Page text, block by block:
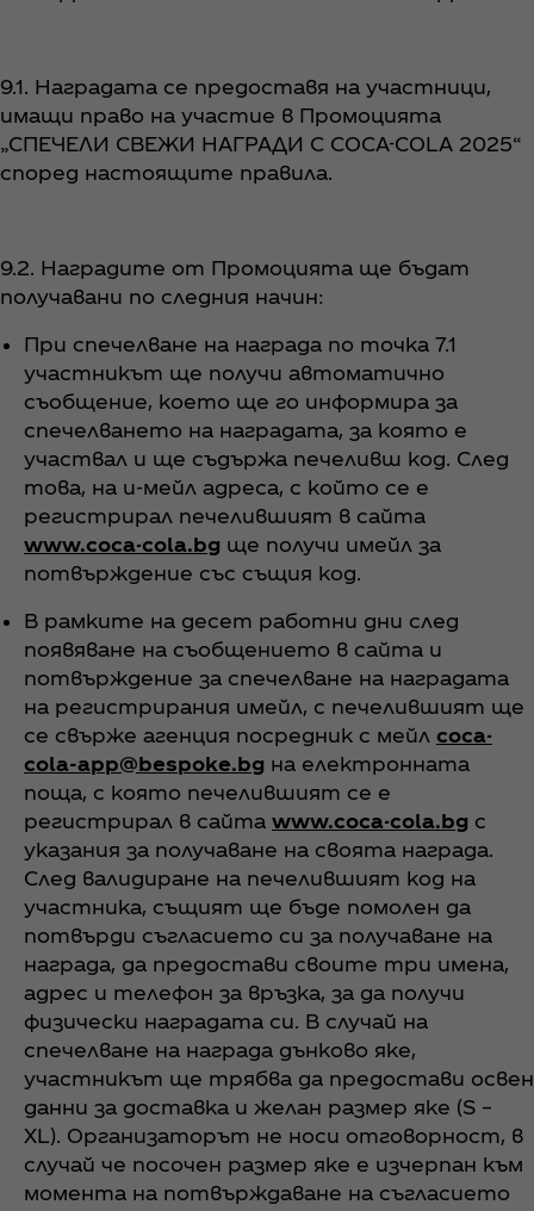
9.1. Наградата се предоставя на участници,
имащи право на участие в Промоцията
„СПЕЧЕЛИ СВЕЖИ НАГРАДИ С COCA-COLA 2025“
според настоящите правила.
9.2. Наградите от Промоцията ще бъдат
получавани по следния начин:
При спечелване на награда по точка 7.1
участникът ще получи автоматично
съобщение, което ще го информира за
спечелването на наградата, за която е
участвал и ще съдържа печеливш код. След
това, на и-мейл адреса, с който се е
регистрирал печелившият в сайта
www.coca-cola.bg ще получи имейл за
потвърждение със същия код.
В рамките на десет работни дни след
появяване на съобщението в сайта и
потвърждение за спечелване на наградата
на регистрирания имейл, с печелившият ще
се свърже агенция посредник с мейл coca-
cola-app@bespoke.bg на електронната
поща, с която печелившият се е
регистрирал в сайта www.coca-cola.bg с
указания за получаване на своята награда.
След валидиране на печелившият код на
участника, същият ще бъде помолен да
потвърди съгласието си за получаване на
награда, да предостави своите три имена,
адрес и телефон за връзка, за да получи
физически наградата си. В случай на
спечелване на награда дънково яке,
участникът ще трябва да предостави освен
данни за доставка и желан размер яке (S –
XL). Организаторът не носи отговорност, в
случай че посочен размер яке е изчерпан към
момента на потвърждаване на съгласието